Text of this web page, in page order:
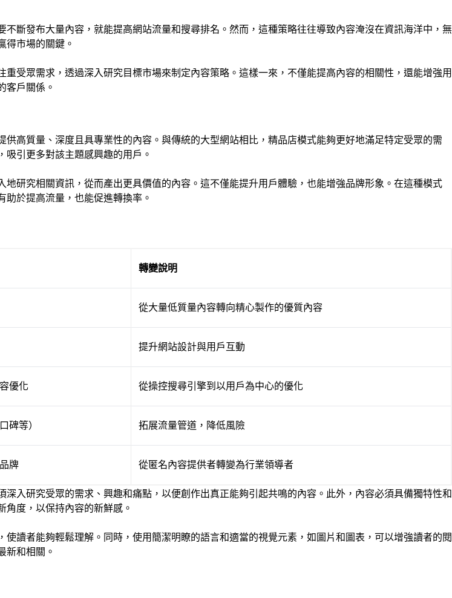
斷發布大量內容，就能提高網站流量和搜尋排名。然而，這種策略往往導致內容淹沒在資訊海洋中，無
得市場的關鍵。
受眾需求，透過深入研究目標市場來制定內容策略。這樣一來，不僅能提高內容的相關性，還能增強用
客戶關係。
高質量、深度且具專業性的內容。與傳統的大型網站相比，精品店模式能夠更好地滿足特定受眾的需
引更多對該主題感興趣的用戶。
研究相關資訊，從而產出更具價值的內容。這不僅能提升用戶體驗，也能增強品牌形象。在這種模式
於提高流量，也能促進轉換率。
轉變說明
從大量低質量內容轉向精心製作的優質內容
提升網站設計與用戶互動
優化 從操控搜尋引擎到以用戶為中心的優化
碑等） 拓展流量管道，降低風險
牌 從匿名內容提供者轉變為行業領導者
入研究受眾的需求、興趣和痛點，以便創作出真正能夠引起共鳴的內容。此外，內容必須具備獨特性和
度，以保持內容的新鮮感。
讀者能夠輕鬆理解。同時，使用簡潔明瞭的語言和適當的視覺元素，如圖片和圖表，可以增強讀者的閱
新和相關。